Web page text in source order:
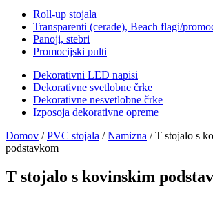
Roll-up stojala
Transparenti (cerade), Beach flagi/
Panoji, stebri
Promocijski pulti
Dekorativni LED napisi
Dekorativne svetlobne črke
Dekorativne nesvetlobne črke
Izposoja dekorativne opreme
Domov /PVC stojala /Namizna / T stojalo s
podstavkom
T stojalo s kovinskim